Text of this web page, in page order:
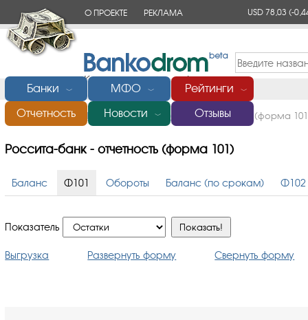
О ПРОЕКТЕ РЕКЛАМА USD 78,03(-
Банки ﹀ МФО ﹀ Рейтинги ﹀
Отчетность Новости ﹀ Отзывы
Главная/Банки России/Россита-банк /Отчетность (форма
Россита-банк - отчетность (форма 101)
Баланс Ф101 Обороты Баланс (по срокам) Ф102
Показатель
Выгрузка Развернуть форму Свернуть форму